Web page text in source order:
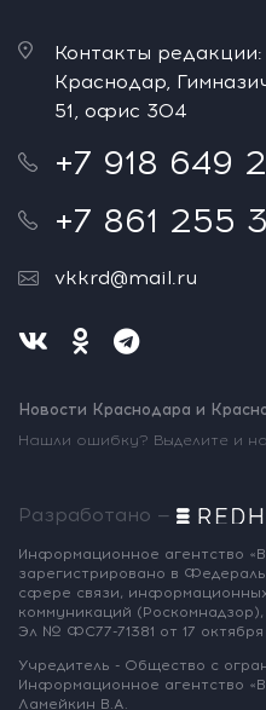
Контакты редакции:
Краснодар,
51, офис 304
+7 918 649
+7 861 255
vkkrd@mail.ru
Новости Краснодара и
Нашли ошибку? Выделите и
Разработано —
Информационное агентство
зарегистрировано в
сфере связи,
коммуникаций (Роскомнадзор),
Эл № ФС77-71381 от 17
Учредитель - Общество с
Информационное агентство
Ламейкин В.А.